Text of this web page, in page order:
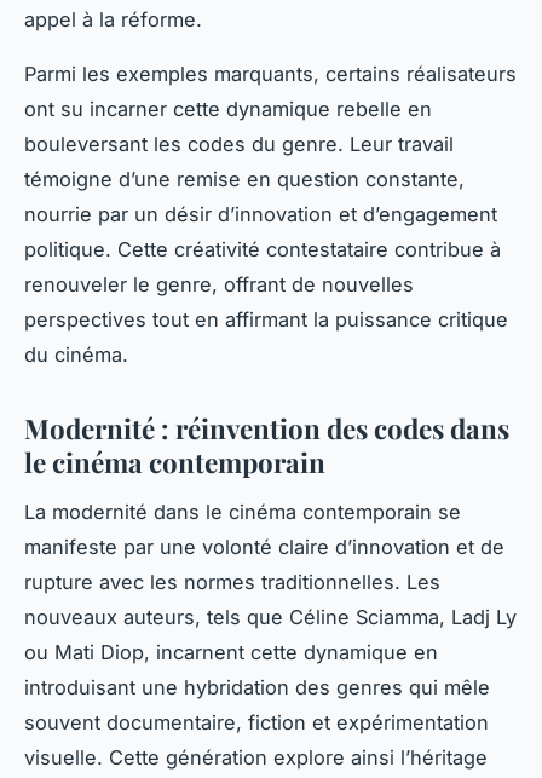
appel à la réforme.
Parmi les exemples marquants, certains réalisateurs
ont su incarner cette dynamique rebelle en
bouleversant les codes du genre. Leur travail
témoigne d’une remise en question constante,
nourrie par un désir d’innovation et d’engagement
politique. Cette créativité contestataire contribue à
renouveler le genre, offrant de nouvelles
perspectives tout en affirmant la puissance critique
du cinéma.
Modernité : réinvention des codes dans
le cinéma contemporain
La modernité dans le cinéma contemporain se
manifeste par une volonté claire d’innovation et de
rupture avec les normes traditionnelles. Les
nouveaux auteurs, tels que Céline Sciamma, Ladj Ly
ou Mati Diop, incarnent cette dynamique en
introduisant une hybridation des genres qui mêle
souvent documentaire, fiction et expérimentation
visuelle. Cette génération explore ainsi l’héritage